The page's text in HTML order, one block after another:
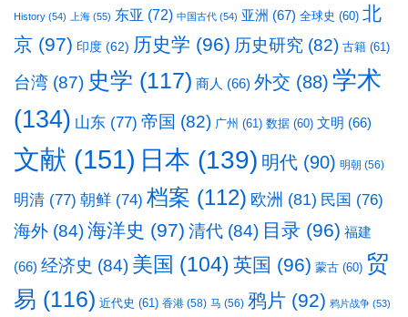
History (54) 上海 (55) 东亚 (72) 中国古代 (54) 亚洲 (67) 全球史 (60) 北
京 (97) 印度 (62) 历史学 (96) 历史研究 (82) 古籍 (61)
台湾 (87) 史学 (117) 商人 (66) 外交 (88) 学术
(134) 山东 (77) 帝国 (82) 广州 (61) 数据 (60) 文明 (66)
文献 (151) 日本 (139) 明代 (90) 明朝 (56)
明清 (77) 朝鲜 (74) 档案 (112) 欧洲 (81) 民国 (76)
海外 (84)海洋史 (97) 清代 (84) 目录 (96) 福建
(66) 经济史 (84) 美国 (104) 英国 (96) 蒙古 (60) 贸
易 (116) 近代史 (61) 香港 (58) 马 (56) 鸦片 (92) 鸦片战争 (53)